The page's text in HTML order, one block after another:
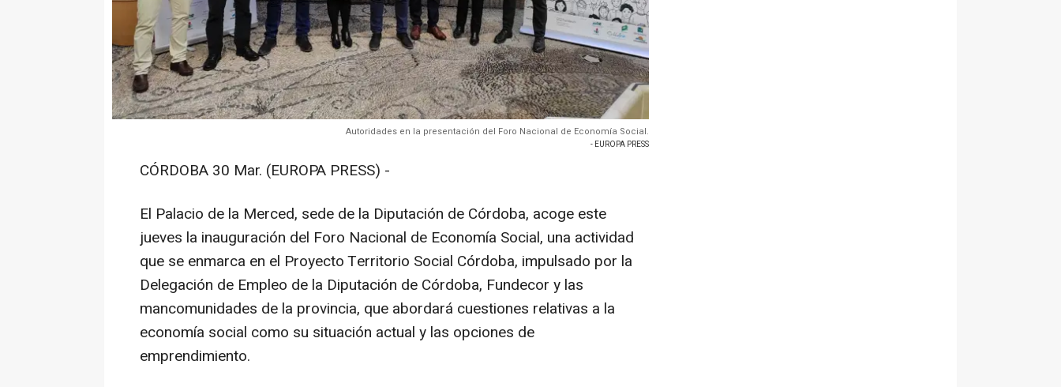
Autoridades en la presentación del Foro Nacional de Economía Social.
- EUROPA PRESS
CÓRDOBA 30 Mar. (EUROPA PRESS) -
El Palacio de la Merced, sede de la Diputación de Córdoba, acoge este
jueves la inauguración del Foro Nacional de Economía Social, una actividad
que se enmarca en el Proyecto Territorio Social Córdoba, impulsado por la
Delegación de Empleo de la Diputación de Córdoba, Fundecor y las
mancomunidades de la provincia, que abordará cuestiones relativas a la
economía social como su situación actual y las opciones de
emprendimiento.